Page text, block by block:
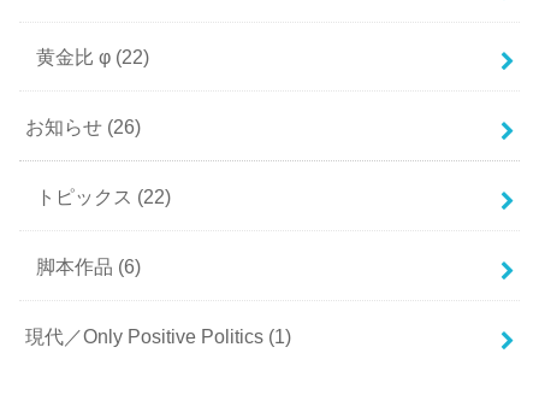
黄金比 φ (22)
お知らせ (26)
トピックス (22)
脚本作品 (6)
現代／Only Positive Politics (1)